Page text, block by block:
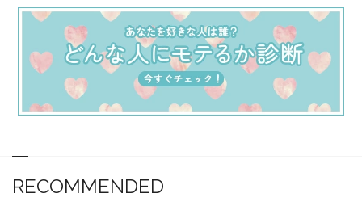
RECOMMENDED